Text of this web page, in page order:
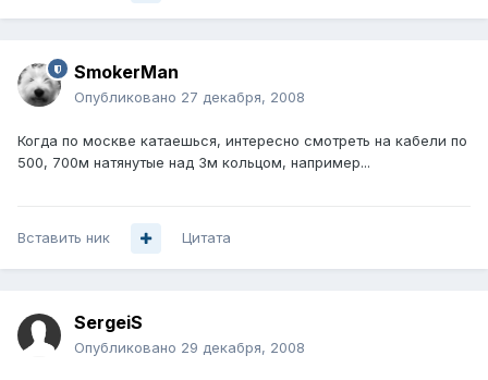
SmokerMan
Опубликовано 27 декабря, 2008
Когда по москве катаешься, интересно смотреть на кабели по
500, 700м натянутые над 3м кольцом, например...
Вставить ник Цитата
SergeiS
Опубликовано 29 декабря, 2008